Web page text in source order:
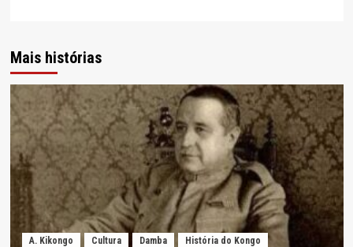
Mais histórias
A. Kikongo Cultura Damba
História do Kongo